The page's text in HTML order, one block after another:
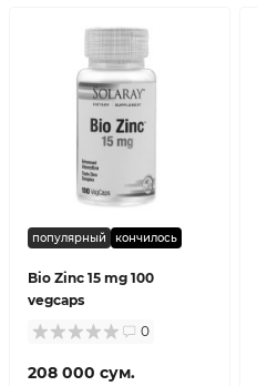
популярный кончилось
Bio Zinc 15 mg 100
vegcaps
0
208 000 сум.